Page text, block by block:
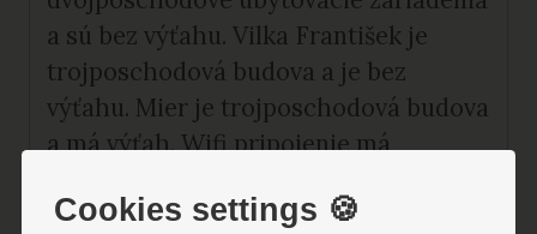
a sú bez výťahu. Vilka František je
trojposchodová budova a je bez
výťahu. Mier je trojposchodová budova
a má výťah. Wifi pripojenie má
Cookies settings 🍪